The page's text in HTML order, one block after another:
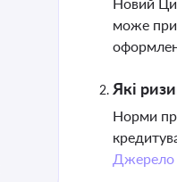
може
Які
Норми
Джерело